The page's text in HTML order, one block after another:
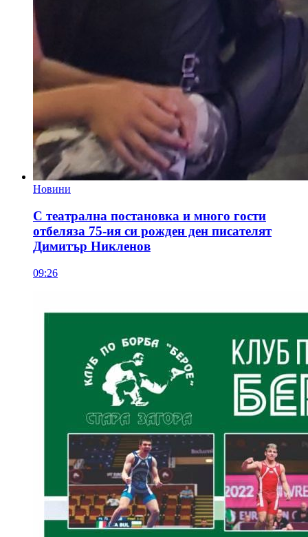
Новини
С театрална постановка и много гости
отбеляза 75-ия си рожден ден писателят
Димитър Никленов
09:26